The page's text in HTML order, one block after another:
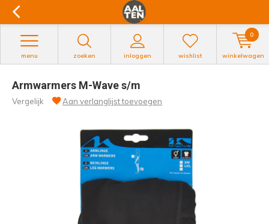
zoeken inloggen
menu wishlist winkelwagen
0
Armwarmers M-Wave s/m
Vergelijk Aan verlanglijst toevoegen